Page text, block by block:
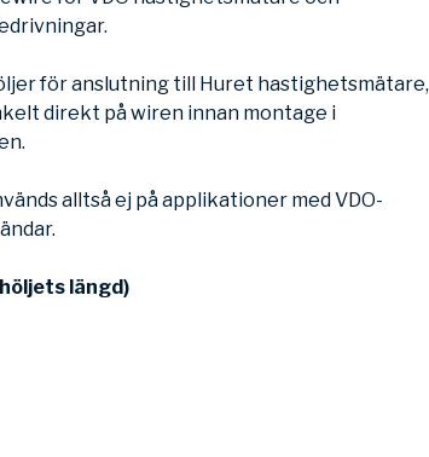
för anslutning till Huret hastighetsmätare,
direkt på wiren innan montage i
alltså ej på applikationer med VDO-
längd)